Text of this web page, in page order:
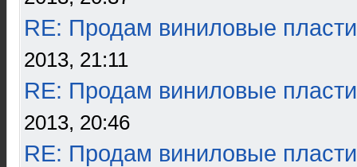
RE: Продам виниловые
2013, 21:11
RE: Продам виниловые
2013, 20:46
RE: Продам виниловые